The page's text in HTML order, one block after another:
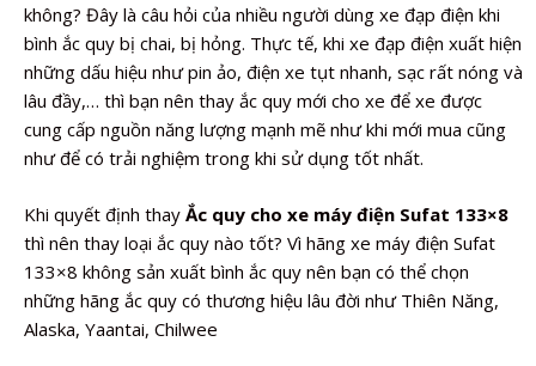
không? Đây là câu hỏi của nhiều người dùng xe đạp điện khi
bình ắc quy bị chai, bị hỏng. Thực tế, khi xe đạp điện xuất hiện
những dấu hiệu như pin ảo, điện xe tụt nhanh, sạc rất nóng và
lâu đầy,… thì bạn nên thay ắc quy mới cho xe để xe được
cung cấp nguồn năng lượng mạnh mẽ như khi mới mua cũng
như để có trải nghiệm trong khi sử dụng tốt nhất.
Khi quyết định thay Ắc quy cho xe máy điện Sufat 133×8
thì nên thay loại ắc quy nào tốt? Vì hãng xe máy điện Sufat
133×8 không sản xuất bình ắc quy nên bạn có thể chọn
những hãng ắc quy có thương hiệu lâu đời như Thiên Năng,
Alaska, Yaantai, Chilwee